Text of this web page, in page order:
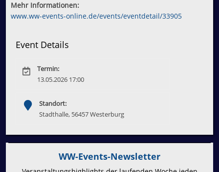
Mehr Informationen:
www.ww-events-online.de/events/eventdetail/33905
Event Details
Termin:
13.05.2026 17:00
Standort:
Stadthalle, 56457 Westerburg
WW-Events-Newsletter